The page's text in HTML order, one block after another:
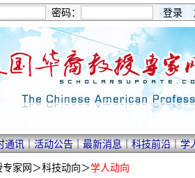
密码：
通讯｜活动公告｜最新消息｜科技前沿｜学
家网＞科技动向＞学人动向